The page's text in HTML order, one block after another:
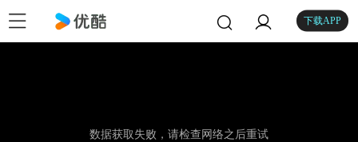
下载APP
数据获取失败，请检查网络之后重试